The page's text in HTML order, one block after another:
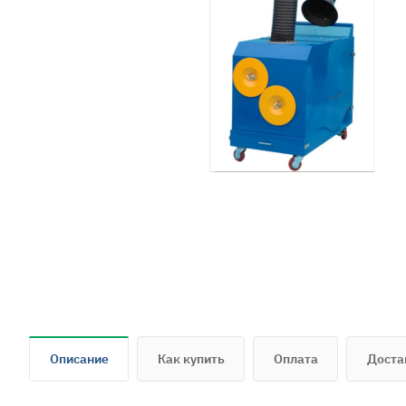
Описание Как купить Оплата